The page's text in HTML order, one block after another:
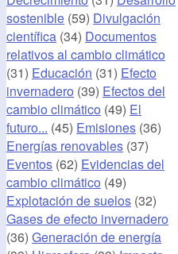
sostenible (59) Divulgación
científica (34) Documentos
relativos al cambio climático
(31) Educación (31) Efecto
invernadero (39) Efectos del
cambio climático (49) El
futuro... (45) Emisiones (36)
Energías renovables (37)
Eventos (62) Evidencias del
cambio climático (49)
Explotación de suelos (32)
Gases de efecto invernadero
(36) Generación de energía